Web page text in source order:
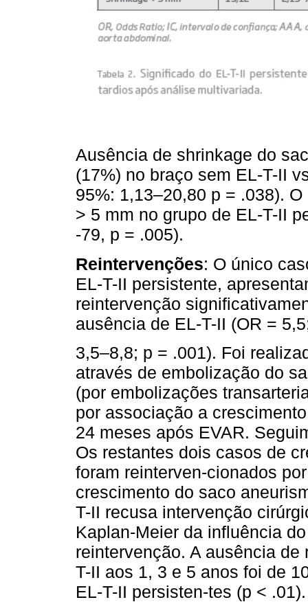
Ausência de shrinkage do
(17%) no braço sem EL-T-II
95%: 1,13–20,80 p = .038).
> 5 mm no grupo de EL-T-II
-79, p = .005).
Reintervenções: O único
EL-T-II persistente,
reintervenção
ausência de EL-T-II (OR =
3,5–8,8; p = .001). Foi
através de embolização do
(por embolizações
por associação a
24 meses após EVAR.
Os restantes dois casos de
foram reinterven-cionados
crescimento do saco
T-II recusa intervenção
Kaplan-Meier da influência
reintervenção. A ausência
T-II aos 1, 3 e 5 anos foi de
EL-T-II persisten-tes (p < .01).